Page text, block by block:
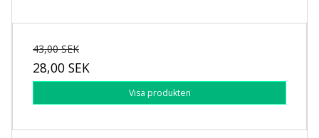
43,00 SEK
28,00 SEK
Visa produkten